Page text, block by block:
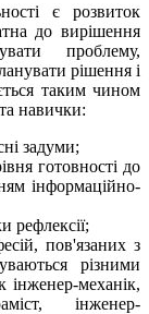
є розвиток
до вирішення
проблему,
рішення і
таким чином
навички:
задуми;
готовності до
інформаційно-
рефлексії;
пов'язаних з
різними
інженер-механік,
інженер-